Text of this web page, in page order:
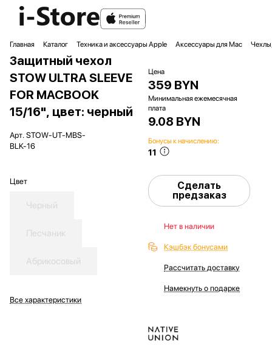
Главная Каталог Техника и аксессуары Apple Аксессуары для Mac
Защитный чехол
STOW ULTRA SLEEVE
FOR MACBOOK
15/16", цвет: черный
Арт. STOW-UT-MBS-
BLK-16
Цвет
Черный
Песчаник
Абрикосовый
Все характеристики
Цена
359 BYN
Минимальная ежемесячная
плата
9.08 BYN
Бонусы к начислению:
11
Сделать
предзаказ
Нет в наличии
Кэшбэк бонусами
Рассчитать доставку
Намекнуть о подарке